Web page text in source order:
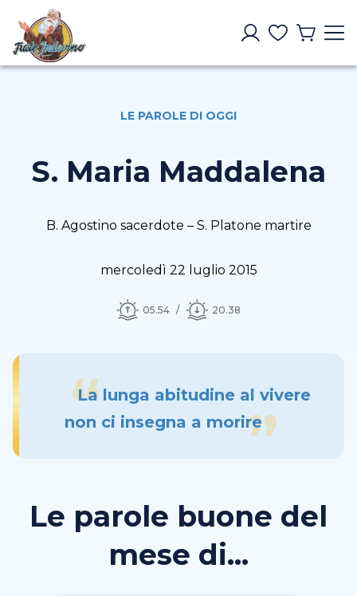
LE PAROLE DI OGGI
S. Maria Maddalena
B. Agostino sacerdote – S. Platone martire
mercoledì 22 luglio 2015
05.54 20.38
La lunga abitudine al vivere
non ci insegna a morire
Le parole buone del
mese di...